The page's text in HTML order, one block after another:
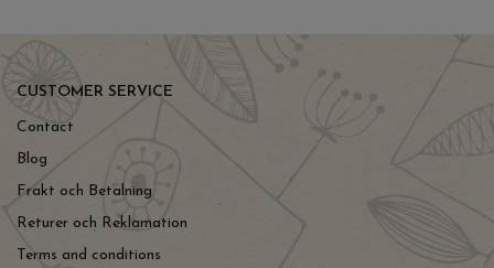
CUSTOMER SERVICE
Contact
Blog
Frakt och Betalning
Returer och Reklamation
Terms and conditions